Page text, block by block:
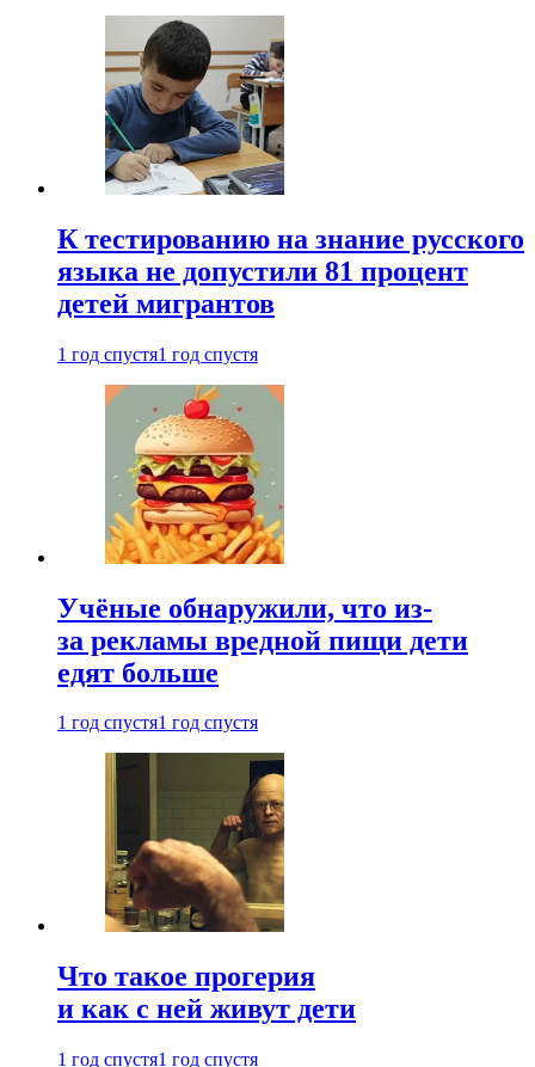
К тестированию на знание русского
языка не допустили 81 процент
детей мигрантов
1 год спустя1 год спустя
Учёные обнаружили, что из-
за рекламы вредной пищи дети
едят больше
1 год спустя1 год спустя
Что такое прогерия
и как с ней живут дети
1 год спустя1 год спустя